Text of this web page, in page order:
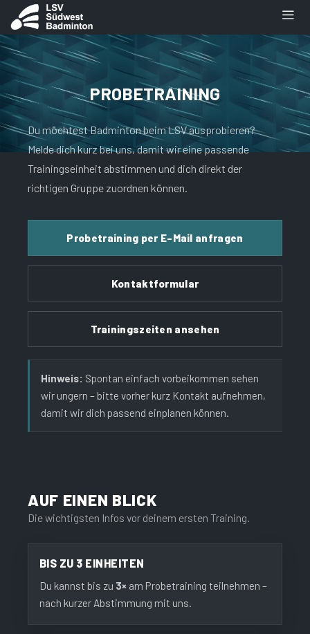
PROBETRAINING
Du möchtest Badminton beim LSV ausprobieren?
Melde dich kurz bei uns, damit wir eine passende
Trainingseinheit abstimmen und dich direkt der
richtigen Gruppe zuordnen können.
Probetraining per E-Mail anfragen
Kontaktformular
Trainingszeiten ansehen
Hinweis: Spontan einfach vorbeikommen sehen
wir ungern – bitte vorher kurz Kontakt aufnehmen,
damit wir dich passend einplanen können.
AUF EINEN BLICK
Die wichtigsten Infos vor deinem ersten Training.
BIS ZU 3 EINHEITEN
Du kannst bis zu 3× am Probetraining teilnehmen –
nach kurzer Abstimmung mit uns.